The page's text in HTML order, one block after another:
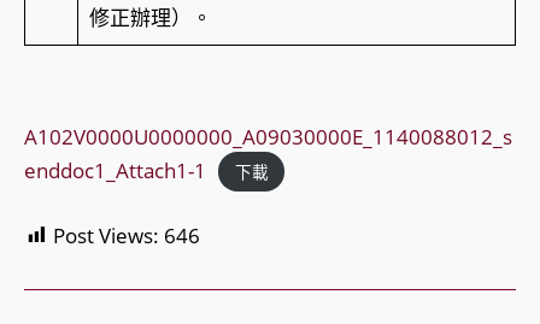
修正辦理）。
A102V0000U0000000_A09030000E_1140088012_s
enddoc1_Attach1-1
下載
Post Views: 646